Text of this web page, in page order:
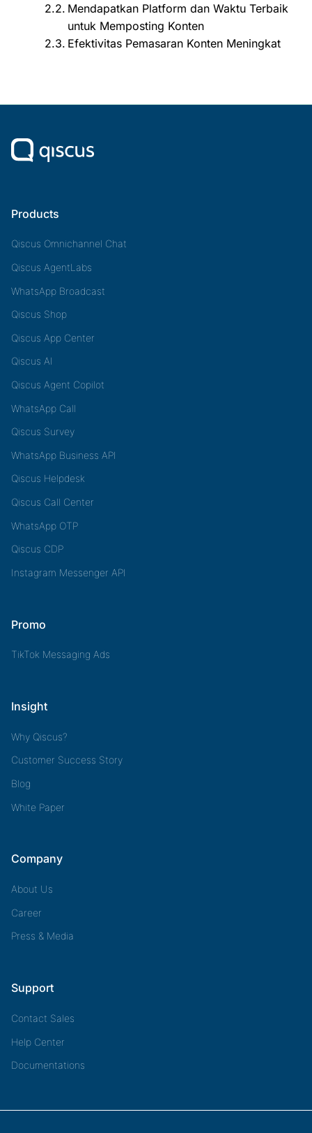
Mendapatkan Platform dan Waktu Terbaik
untuk Memposting Konten
Efektivitas Pemasaran Konten Meningkat
Products
Qiscus Omnichannel Chat
Qiscus AgentLabs
WhatsApp Broadcast
Qiscus Shop
Qiscus App Center
Qiscus AI
Qiscus Agent Copilot
WhatsApp Call
Qiscus Survey
WhatsApp Business API
Qiscus Helpdesk
Qiscus Call Center
WhatsApp OTP
Qiscus CDP
Instagram Messenger API
Promo
TikTok Messaging Ads
Insight
Why Qiscus?
Customer Success Story
Blog
White Paper
Company
About Us
Career
Press & Media
Support
Contact Sales
Help Center
Documentations